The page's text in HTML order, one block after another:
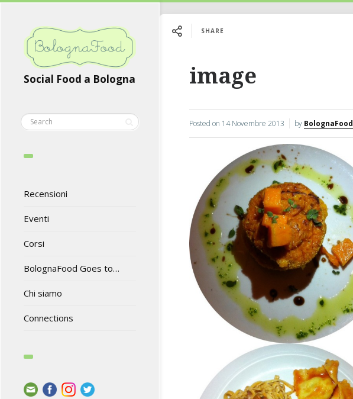
Social Food a Bologna
Recensioni
Eventi
Corsi
BolognaFood Goes to…
Chi siamo
Connections
SHARE
image
Posted on 14 Novembre 2013 by BolognaFood